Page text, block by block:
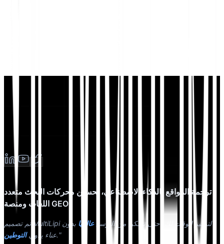
ترجمة المواقع بالذكاء الاصطناعي، تحسين محركات البحث متعدد
اللغات ومنصة GEO
تم تصميم MultiLipi لتوفير الوقت لك، حتى تتمكن من التوسععالميًا بدون
عناء يدويالتوطين ."